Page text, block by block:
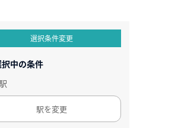
選択条件変更
中の条件
駅を変更